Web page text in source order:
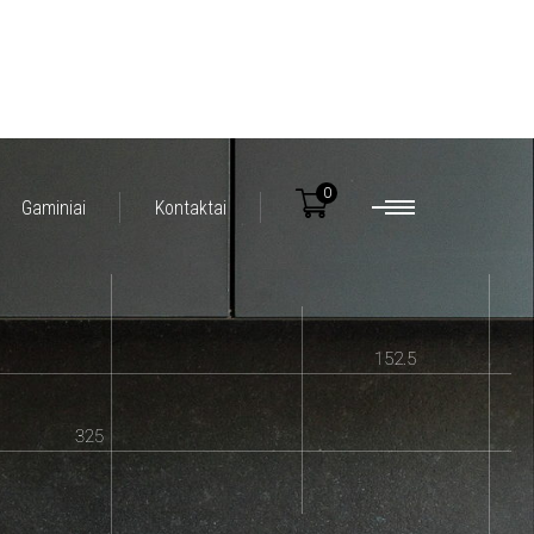
Gaminiai Kontaktai
0
325
152.5